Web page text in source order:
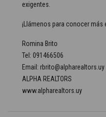
exigentes.
¡Llámenos para conocer más
Romina Brito
Tel: 091466506
Email: rbrito@alpharealtors.uy
ALPHA REALTORS
www.alpharealtors.uy